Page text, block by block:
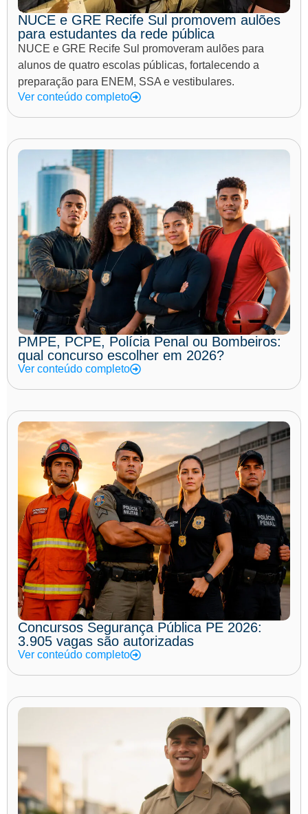
NUCE e GRE Recife Sul promovem aulões
para estudantes da rede pública
NUCE e GRE Recife Sul promoveram aulões para
alunos de quatro escolas públicas, fortalecendo a
preparação para ENEM, SSA e vestibulares.
Ver conteúdo completo
PMPE, PCPE, Polícia Penal ou Bombeiros:
qual concurso escolher em 2026?
Ver conteúdo completo
Concursos Segurança Pública PE 2026:
3.905 vagas são autorizadas
Ver conteúdo completo